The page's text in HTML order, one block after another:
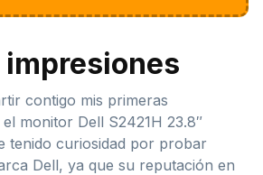
contigo mis primeras
monitor Dell S2421H 23.8″
tenido curiosidad por probar
Dell, ya que su reputación en